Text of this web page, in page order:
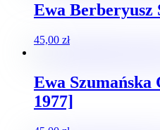
Ewa Berberyusz
45,00 zł
Ewa
1977]